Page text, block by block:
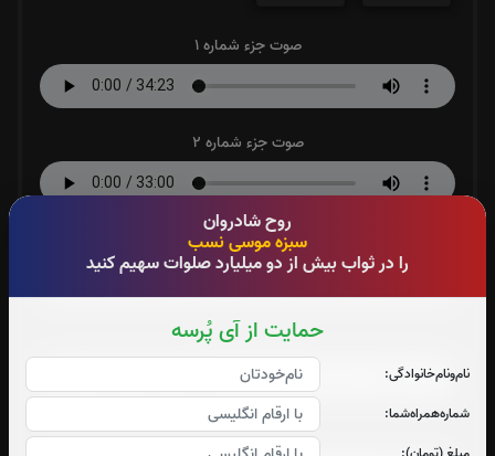
روح شادروان
سبزه موسی نسب
را در ثواب بیش از دو میلیارد صلوات سهیم کنید
حمایت از آی پُرسه
نام‌و‌نام‌خانوادگی:
شماره‌همراه‌شما:
صوت جزء شماره 1
صوت جزء شماره 2
صوت جزء شماره 3
صوت جزء شماره 4
صوت جزء شماره 5